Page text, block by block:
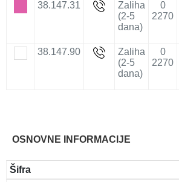
38.147.31
Zaliha
(2-5
dana)
0
2270
38.147.90
Zaliha
(2-5
dana)
0
2270
OSNOVNE INFORMACIJE
Šifra